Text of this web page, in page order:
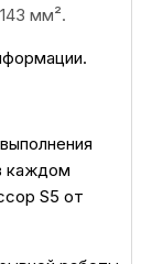
мм².
каждом
S5 от